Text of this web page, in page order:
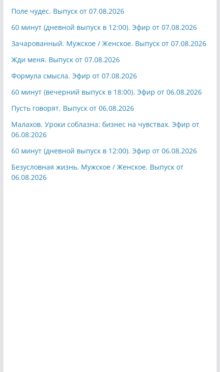
Поле чудес. Выпуск от 07.08.2026
60 минут (дневной выпуск в 12:00). Эфир от 07.08.2026
Зачарованный. Мужское / Женское. Выпуск от 07.08.2026
Жди меня. Выпуск от 07.08.2026
Формула смысла. Эфир от 07.08.2026
60 минут (вечерний выпуск в 18:00). Эфир от 06.08.2026
Пусть говорят. Выпуск от 06.08.2026
Малахов. Уроки соблазна: бизнес на чувствах. Эфир от
06.08.2026
60 минут (дневной выпуск в 12:00). Эфир от 06.08.2026
Безусловная жизнь. Мужское / Женское. Выпуск от
06.08.2026